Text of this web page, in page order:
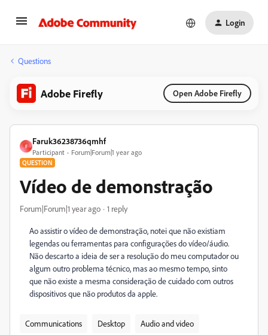
Login
Questions
Adobe Firefly Open Adobe Firefly
F
Faruk36238736qmhf
Participant Forum|Forum|1 year ago
QUESTION
Vídeo de demonstração
Forum|Forum|1 year ago 1 reply
Ao assistir o vídeo de demonstração, notei que não existiam
legendas ou ferramentas para configurações do vídeo/áudio.
Não descarto a ideia de ser a resolução do meu computador ou
algum outro problema técnico, mas ao mesmo tempo, sinto
que não existe a mesma consideração de cuidado com outros
dispositivos que não produtos da apple.
Communications Desktop Audio and video